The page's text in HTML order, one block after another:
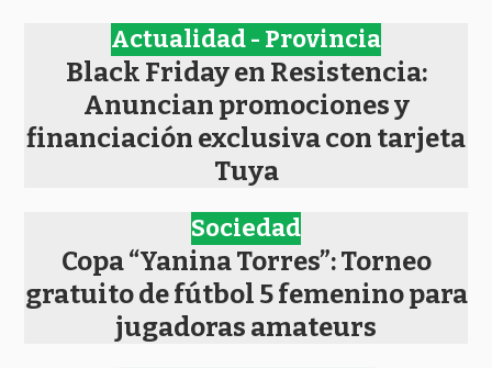
Black Friday en Resistencia:
Anuncian promociones y
financiación exclusiva con tarjeta
Tuya
Actualidad - Provincia
Copa “Yanina Torres”: Torneo
gratuito de fútbol 5 femenino para
jugadoras amateurs
Sociedad